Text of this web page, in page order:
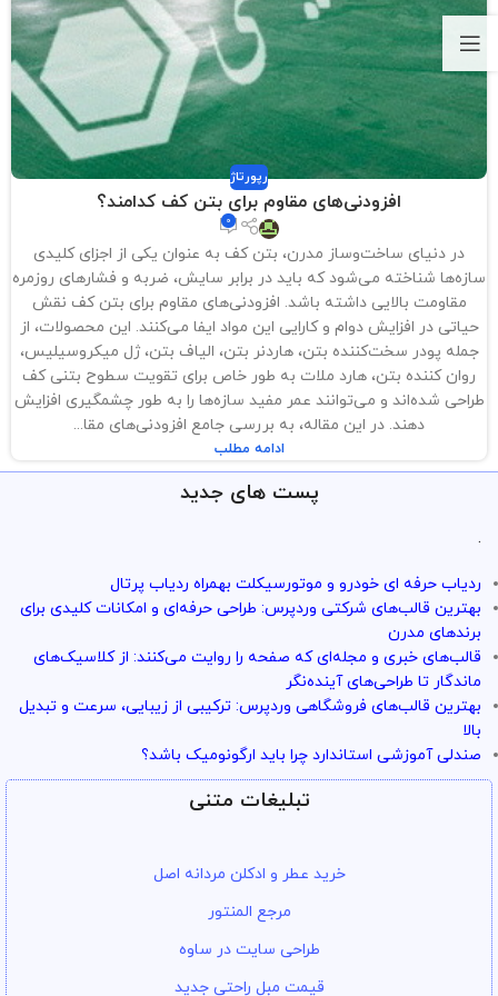
رپورتاژ
افزودنی‌های مقاوم برای بتن کف کدامند؟
0
در دنیای ساخت‌وساز مدرن، بتن کف به عنوان یکی از اجزای کلیدی
سازه‌ها شناخته می‌شود که باید در برابر سایش، ضربه و فشارهای روزمره
مقاومت بالایی داشته باشد. افزودنی‌های مقاوم برای بتن کف نقش
حیاتی در افزایش دوام و کارایی این مواد ایفا می‌کنند. این محصولات، از
جمله پودر سخت‌کننده بتن، هاردنر بتن، الیاف بتن، ژل میکروسیلیس،
روان کننده بتن، هارد ملات به طور خاص برای تقویت سطوح بتنی کف
طراحی شده‌اند و می‌توانند عمر مفید سازه‌ها را به طور چشمگیری افزایش
دهند. در این مقاله، به بررسی جامع افزودنی‌های مقا...
ادامه مطلب
پست های جدید
.
ردیاب حرفه ای خودرو و موتورسیکلت بهمراه ردیاب پرتال
بهترین قالب‌های شرکتی وردپرس: طراحی حرفه‌ای و امکانات کلیدی برای
برندهای مدرن
قالب‌های خبری و مجله‌ای که صفحه را روایت می‌کنند: از کلاسیک‌های
ماندگار تا طراحی‌های آینده‌نگر
بهترین قالب‌های فروشگاهی وردپرس: ترکیبی از زیبایی، سرعت و تبدیل
بالا
صندلی آموزشی استاندارد چرا باید ارگونومیک باشد؟
تبلیغات متنی
خرید عطر و ادکلن مردانه اصل
مرجع المنتور
طراحی سایت در ساوه
قیمت مبل راحتی جدید